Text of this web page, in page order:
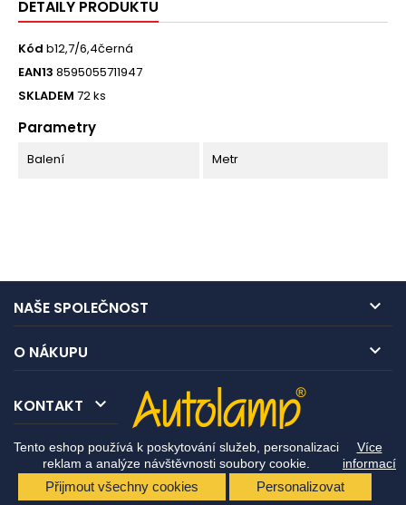
Tento eshop používá k poskytování služeb, personalizaci
reklam a analýze návštěvnosti soubory cookie.
Více
informací
Přijmout všechny cookies Personalizovat
DETAILY PRODUKTU
Kód b12,7/6,4černá
EAN13 8595055711947
SKLADEM 72 ks
Parametry
Balení Metr
NAŠE SPOLEČNOST 
O NÁKUPU 
KONTAKT 